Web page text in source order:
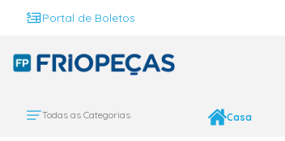
Portal de Boletos
Todas as Categorias Casa